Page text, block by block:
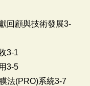
回顧與技術發展3-
3-1
3-5
法(PRO)系統3-7